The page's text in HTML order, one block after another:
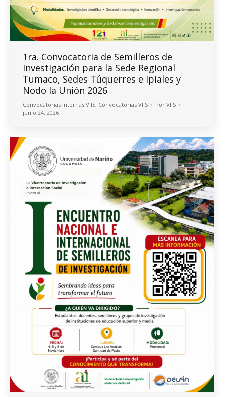
1ra. Convocatoria de Semilleros de
Investigación para la Sede Regional
Tumaco, Sedes Túquerres e Ipiales y
Nodo la Unión 2026
Convocatorias Internas VIIS, Convocatorias VIIS Por VIIS
junio 24, 2026